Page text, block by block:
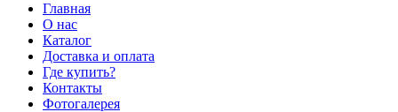
Главная
О нас
Каталог
Доставка и оплата
Где купить?
Контакты
Фотогалерея